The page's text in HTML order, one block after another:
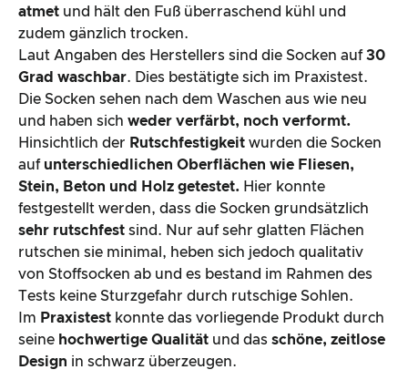
atmet und hält den Fuß überraschend kühl und
zudem gänzlich trocken.
Laut Angaben des Herstellers sind die Socken auf30
Grad waschbar. Dies bestätigte sich im Praxistest.
Die Socken sehen nach dem Waschen aus wie neu
und haben sich weder verfärbt, noch verformt.
Hinsichtlich der Rutschfestigkeit wurden die Socken
auf unterschiedlichen Oberflächen wie Fliesen,
Stein, Beton und Holz getestet. Hier konnte
festgestellt werden, dass die Socken grundsätzlich
sehr rutschfest sind. Nur auf sehr glatten Flächen
rutschen sie minimal, heben sich jedoch qualitativ
von Stoffsocken ab und es bestand im Rahmen des
Tests keine Sturzgefahr durch rutschige Sohlen.
Im Praxistest konnte das vorliegende Produkt durch
seine hochwertige Qualität und das schöne, zeitlose
Design in schwarz überzeugen.